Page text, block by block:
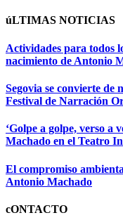
úLTIMAS NOTICIAS
Actividades para todos
nacimiento de Antonio
Segovia se convierte de
Festival de Narración
‘Golpe a golpe, verso a
Machado en el Teatro
El compromiso
Antonio Machado
cONTACTO